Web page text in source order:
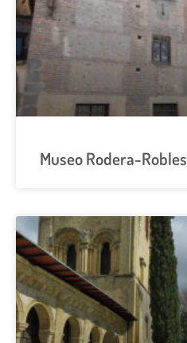
Museo Rodera-Robles